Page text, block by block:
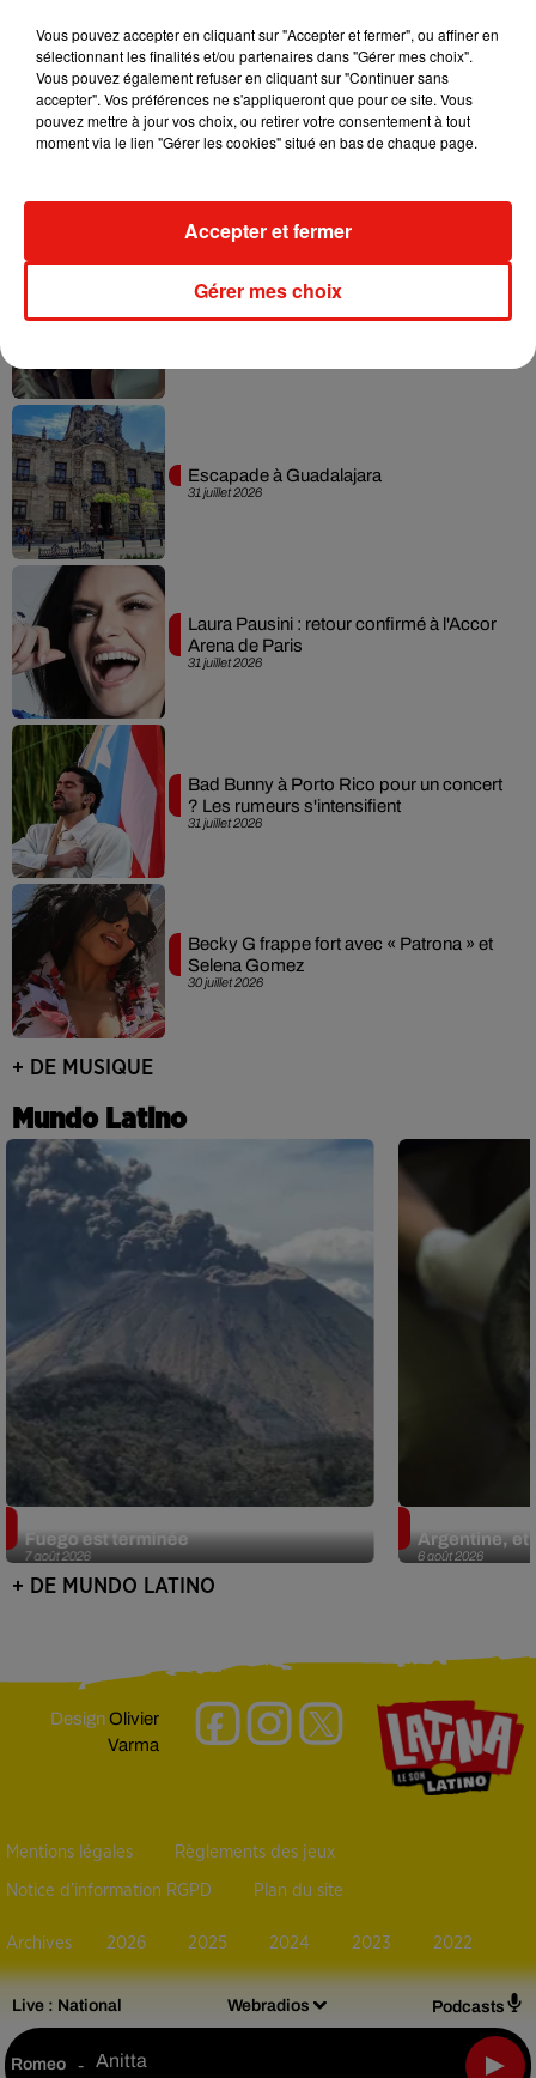
Live : National Webradios Podcasts
Romeo - Anitta
Musique
Karol G dévoile la tracklist de son nouvel
Benny Blanco invite Selena Gomez et
Becky G sur son nouveau single
31 juillet 2026
Escapade à Guadalajara
31 juillet 2026
Laura Pausini : retour confirmé à l'Accor
Arena de Paris
31 juillet 2026
Bad Bunny à Porto Rico pour un concert
? Les rumeurs s'intensifient
30 juillet 2026
Becky G frappe fort avec « Patrona » et
Selena Gomez
+ DE MUSIQUE
Mundo Latino
7 août 2026
Fuego est terminée
6 août 2026
Argentine, et
+ DE MUNDO LATINO
DesignOlivier
Varma
Mentions légales Règlements des jeux
Notice d’information RGPD Plan du site
Archives 2026 2025 2024 2023 2022
Vous pouvez accepter en cliquant sur "Accepter et fermer", ou affiner en
sélectionnant les finalités et/ou partenaires dans "Gérer mes choix".
Vous pouvez également refuser en cliquant sur "Continuer sans
accepter". Vos préférences ne s'appliqueront que pour ce site. Vous
pouvez mettre à jour vos choix, ou retirer votre consentement à tout
moment via le lien "Gérer les cookies" situé en bas de chaque page.
Gérer mes choix
Accepter et fermer